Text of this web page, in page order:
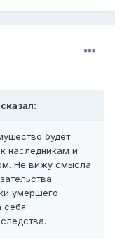
будет
наследникам и
Не вижу смысла
умершего
себя